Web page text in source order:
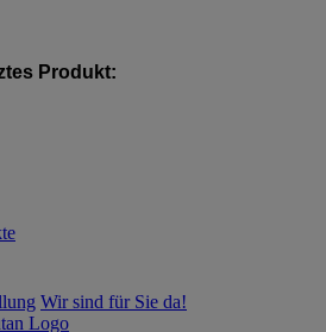
Produkt:
Wir sind für Sie da!